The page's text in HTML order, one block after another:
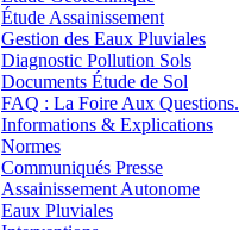
Étude Assainissement
Gestion des Eaux Pluviales
Diagnostic Pollution Sols
Documents Étude de Sol
FAQ : La Foire Aux Questions.
Informations & Explications
Normes
Communiqués Presse
Assainissement Autonome
Eaux Pluviales